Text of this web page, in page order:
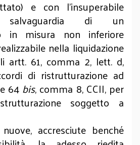
e con l’insuperabile
di un
in misura non inferiore
nella liquidazione
artt. 61, comma 2, lett. d,
di ristrutturazione ad
64bis, comma 8, CCII, per
soggetto a
accresciute benché